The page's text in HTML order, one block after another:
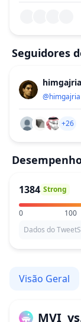
Seguidores
himgajria
@himgajria
+26
1384 Strong
0 100
Dados do
Visão Geral
MVI